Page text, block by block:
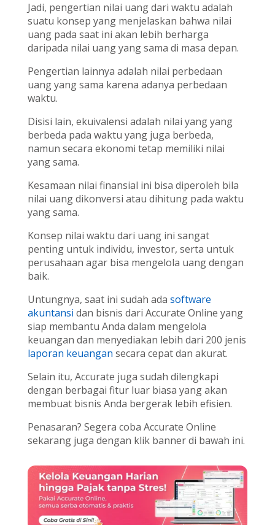
Jadi, pengertian nilai uang dari waktu adalah
suatu konsep yang menjelaskan bahwa nilai
uang pada saat ini akan lebih berharga
daripada nilai uang yang sama di masa depan.
Pengertian lainnya adalah nilai perbedaan
uang yang sama karena adanya perbedaan
waktu.
Disisi lain, ekuivalensi adalah nilai yang yang
berbeda pada waktu yang juga berbeda,
namun secara ekonomi tetap memiliki nilai
yang sama.
Kesamaan nilai finansial ini bisa diperoleh bila
nilai uang dikonversi atau dihitung pada waktu
yang sama.
Konsep nilai waktu dari uang ini sangat
penting untuk individu, investor, serta untuk
perusahaan agar bisa mengelola uang dengan
baik.
Untungnya, saat ini sudah ada software
akuntansi dan bisnis dari Accurate Online yang
siap membantu Anda dalam mengelola
keuangan dan menyediakan lebih dari 200 jenis
laporan keuangan secara cepat dan akurat.
Selain itu, Accurate juga sudah dilengkapi
dengan berbagai fitur luar biasa yang akan
membuat bisnis Anda bergerak lebih efisien.
Penasaran? Segera coba Accurate Online
sekarang juga dengan klik banner di bawah ini.